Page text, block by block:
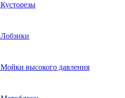
Кусторезы
Лобзики
Мойки высокого давления